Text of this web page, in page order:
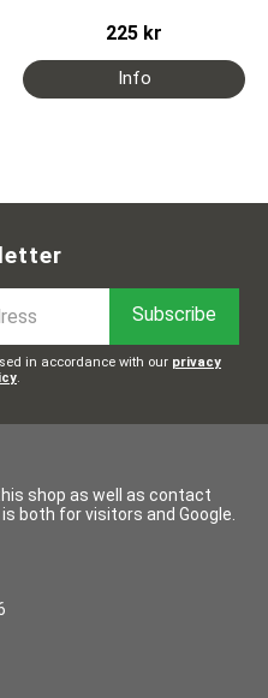
225 kr
Subscribe
in accordance with our privacy
.
shop as well as contact
both for visitors and Google.